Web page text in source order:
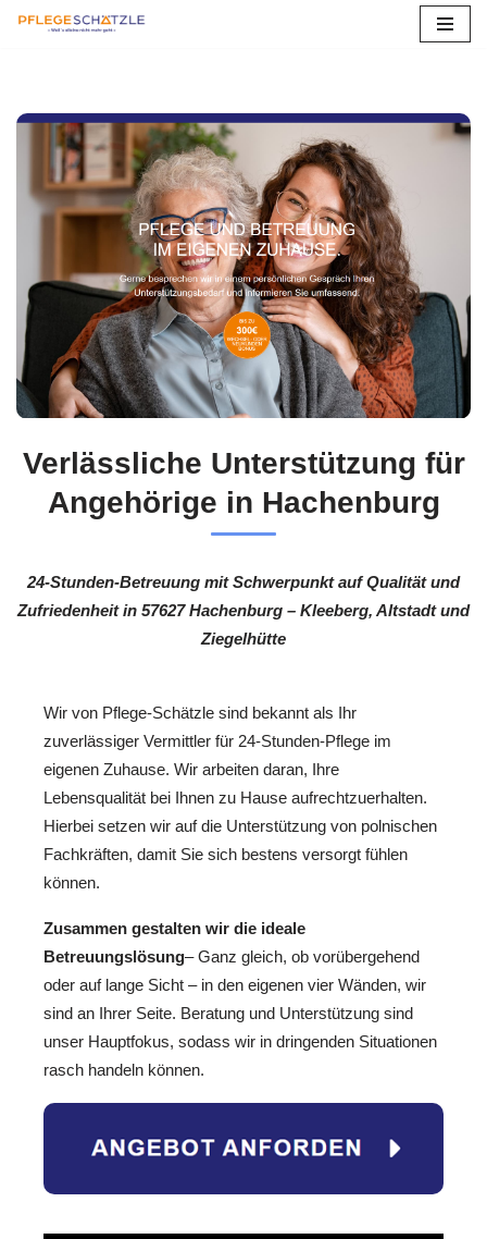
springen
Verlässliche Unterstützung für
Angehörige in Hachenburg
24-Stunden-Betreuung mit Schwerpunkt auf Qualität und
Zufriedenheit in 57627 Hachenburg – Kleeberg, Altstadt und
Ziegelhütte
Wir von Pflege-Schätzle sind bekannt als Ihr
zuverlässiger Vermittler für 24-Stunden-Pflege im
eigenen Zuhause. Wir arbeiten daran, Ihre
Lebensqualität bei Ihnen zu Hause aufrechtzuerhalten.
Hierbei setzen wir auf die Unterstützung von polnischen
Fachkräften, damit Sie sich bestens versorgt fühlen
können.
Zusammen gestalten wir die ideale
Betreuungslösung– Ganz gleich, ob vorübergehend
oder auf lange Sicht – in den eigenen vier Wänden, wir
sind an Ihrer Seite. Beratung und Unterstützung sind
unser Hauptfokus, sodass wir in dringenden Situationen
rasch handeln können.